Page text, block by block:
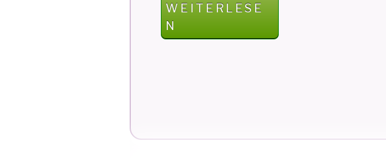
„FIVESTONES
COMPUTERKURS
2022/
WEITERLESE
N